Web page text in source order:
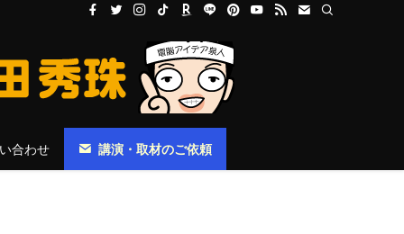
合わせ 講演・取材のご依頼